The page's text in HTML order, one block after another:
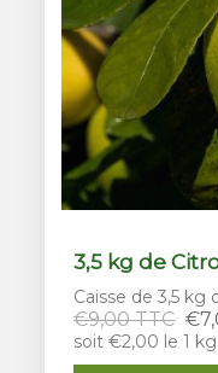
3,5 kg de
Caisse de 3,5 kg
€9,00 TTC
soit €2,00 le 1 kg